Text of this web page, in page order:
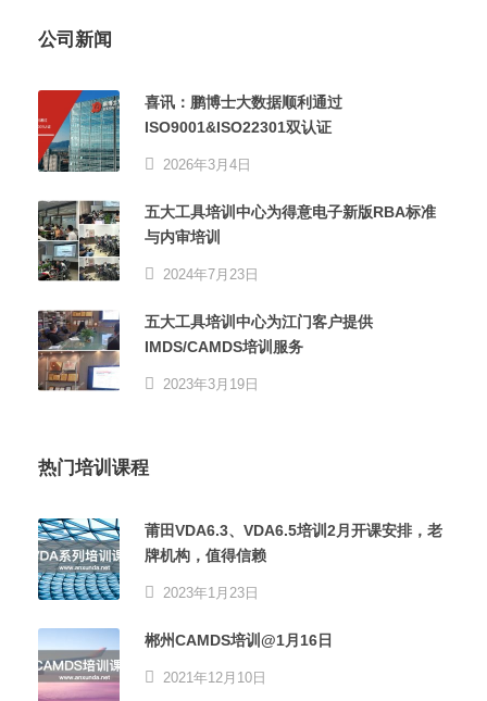
公司新闻
喜讯：鹏博士大数据顺利通过
ISO9001&ISO22301双认证
2026年3月4日
五大工具培训中心为得意电子新版RBA标准
与内审培训
2024年7月23日
五大工具培训中心为江门客户提供
IMDS/CAMDS培训服务
2023年3月19日
热门培训课程
莆田VDA6.3、VDA6.5培训2月开课安排，老
牌机构，值得信赖
2023年1月23日
郴州CAMDS培训@1月16日
2021年12月10日